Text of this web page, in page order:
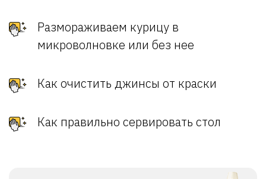
Размораживаем курицу в
микроволновке или без нее
Как очистить джинсы от краски
Как правильно сервировать стол